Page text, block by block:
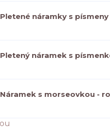
Pletené náramky s písmeny
Pletený náramek s
Náramek s morseovkou -